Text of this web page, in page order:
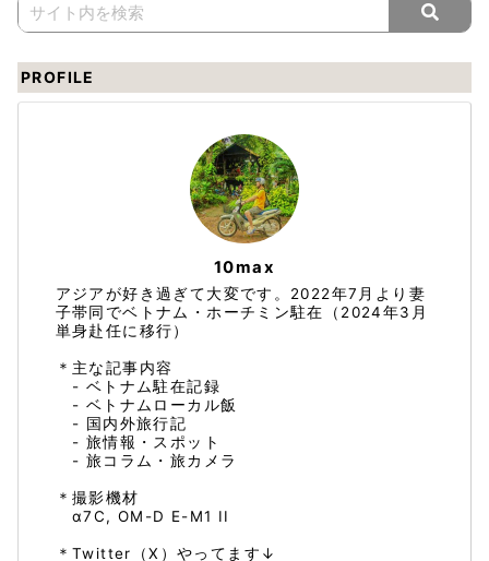
PROFILE
10max
アジアが好き過ぎて大変です。2022年7月より妻
子帯同でベトナム・ホーチミン駐在（2024年3月
単身赴任に移行）
＊主な記事内容
- ベトナム駐在記録
- ベトナムローカル飯
- 国内外旅行記
- 旅情報・スポット
- 旅コラム・旅カメラ
＊撮影機材
α7C, OM-D E-M1 II
＊Twitter（X）やってます↓